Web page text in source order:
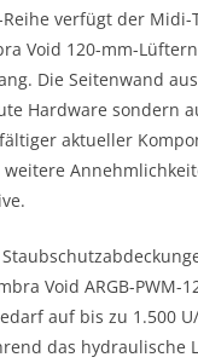
verfügt der
Void 120-mm-
Die Seitenwand
Hardware sondern
aktueller
Void ARGB-
auf bis zu 1.500
das hydraulische